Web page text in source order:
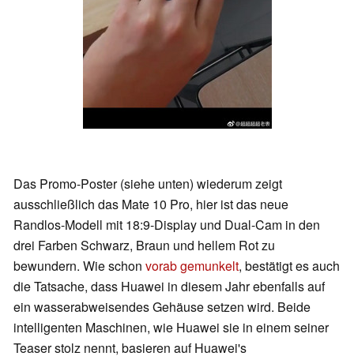
Das Promo-Poster (siehe unten) wiederum zeigt
ausschließlich das Mate 10 Pro, hier ist das neue
Randlos-Modell mit 18:9-Display und Dual-Cam in den
drei Farben Schwarz, Braun und hellem Rot zu
bewundern. Wie schon vorab gemunkelt, bestätigt es auch
die Tatsache, dass Huawei in diesem Jahr ebenfalls auf
ein wasserabweisendes Gehäuse setzen wird. Beide
intelligenten Maschinen, wie Huawei sie in einem seiner
Teaser stolz nennt, basieren auf Huawei's